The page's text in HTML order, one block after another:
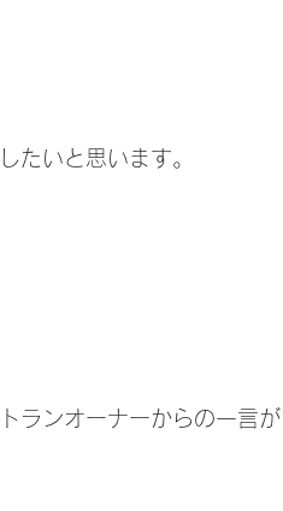
たいと思います。
ランオーナーからの一言が